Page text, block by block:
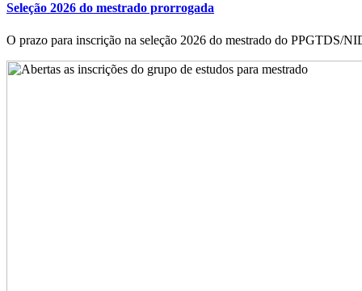
Seleção 2026 do mestrado prorrogada
O prazo para inscrição na seleção 2026 do mestrado do PPGTDS/